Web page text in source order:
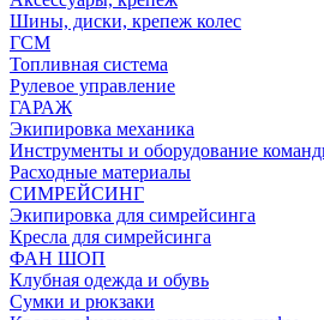
Шины, диски, крепеж колес
ГСМ
Топливная система
Рулевое управление
ГАРАЖ
Экипировка механика
Инструменты и оборудование
Расходные материалы
СИМРЕЙСИНГ
Экипировка для симрейсинга
Кресла для симрейсинга
ФАН ШОП
Клубная одежда и обувь
Сумки и рюкзаки